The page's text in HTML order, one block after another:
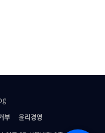
부
윤리경영